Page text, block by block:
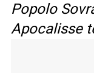
Popolo
Apocalisse